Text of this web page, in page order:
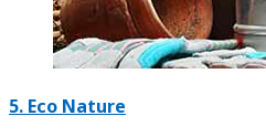
5. Eco Nature